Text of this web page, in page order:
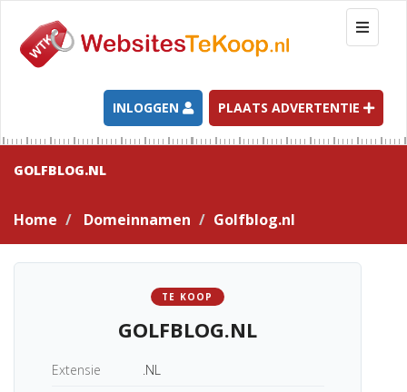
T
o
g
l
e
n
a
t
INLOGGEN PLAATS ADVERTENTIE
GOLFBLOG.NL
Home Domeinnamen Golfblog.nl
TE KOOP
GOLFBLOG.NL
Extensie
.NL